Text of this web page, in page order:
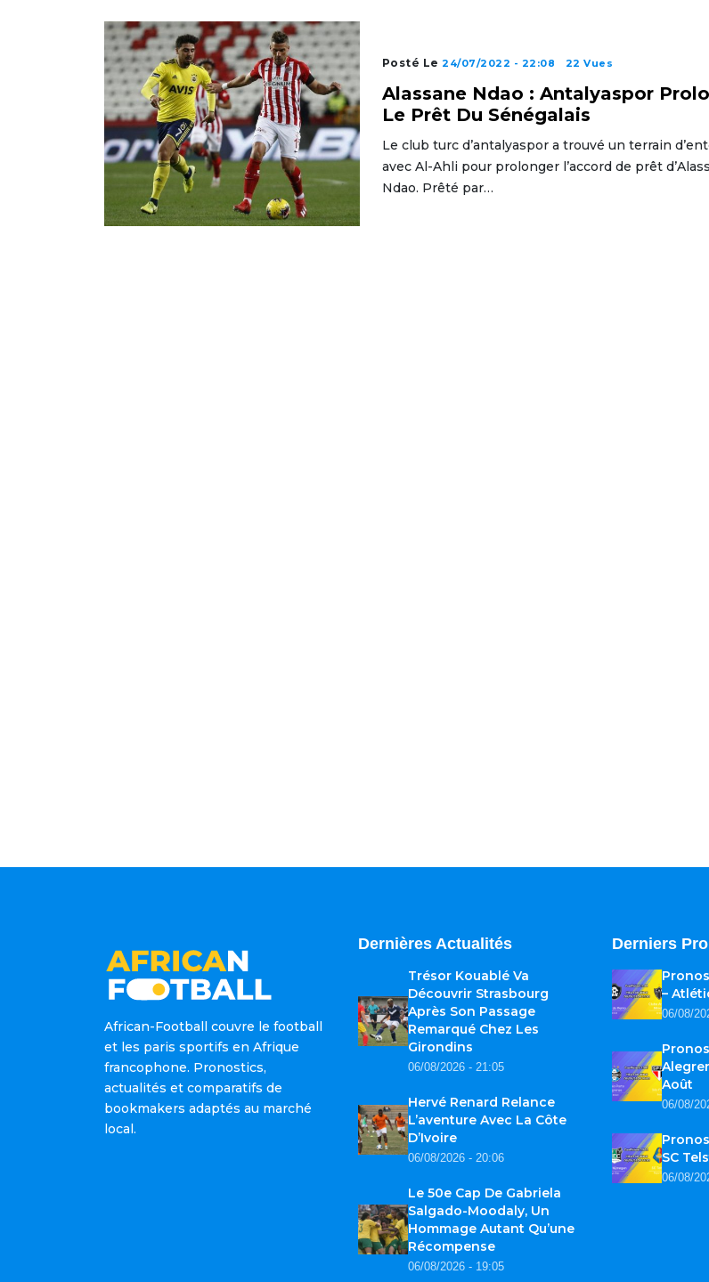
Posté Le24/07/2022 - 22:08 22 Vues
Alassane Ndao : Antalyaspor
Le Prêt Du Sénégalais
Le club turc d’antalyaspor a trouvé un terrain
avec Al-Ahli pour prolonger l’accord de prêt
Ndao. Prêté par…
African-Football couvre le football
et les paris sportifs en Afrique
francophone. Pronostics,
actualités et comparatifs de
bookmakers adaptés au marché
local.
Dernières Actualités
Trésor Kouablé Va
Découvrir Strasbourg
Après Son Passage
Remarqué Chez Les
Girondins
06/08/2026 - 21:05
Hervé Renard Relance
L’aventure Avec La Côte
D’Ivoire
06/08/2026 - 20:06
Le 50e Cap De Gabriela
Salgado-Moodaly, Un
Hommage Autant Qu’une
Récompense
06/08/2026 - 19:05
Derniers
–
06/08/
Août
06/08/
SC
06/08/